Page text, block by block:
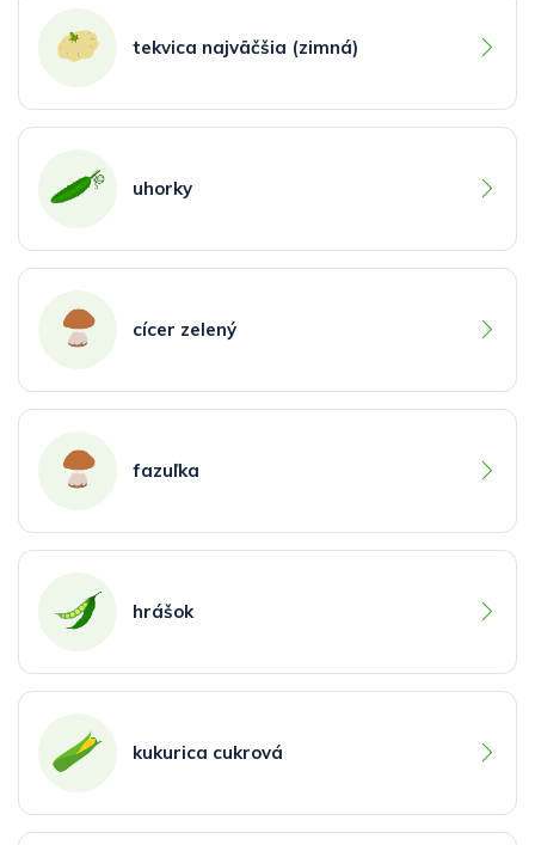
tekvica najväčšia (zimná)
uhorky
cícer zelený
fazuľka
hrášok
kukurica cukrová